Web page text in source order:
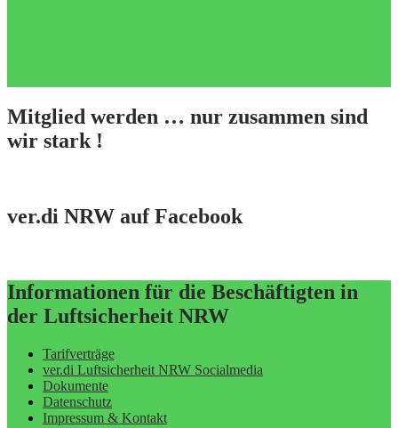
Mitglied werden … nur zusammen sind
wir stark !
ver.di NRW auf Facebook
Informationen für die Beschäftigten in
der Luftsicherheit NRW
Tarifverträge
ver.di Luftsicherheit NRW Socialmedia
Dokumente
Datenschutz
Impressum & Kontakt